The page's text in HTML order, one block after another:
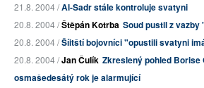
21.8. 2004 /Al-Sadr stále kontroluje svatyni
20.8. 2004 /Štěpán Kotrba Soud pustil z
20.8. 2004 /Šíitští bojovníci "opustili svatyni
20.8. 2004 /Jan Čulík Zkreslený pohled Borise
osmašedesátý rok je alarmující